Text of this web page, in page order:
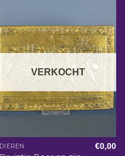
VERKOCHT
DIEREN €0,00